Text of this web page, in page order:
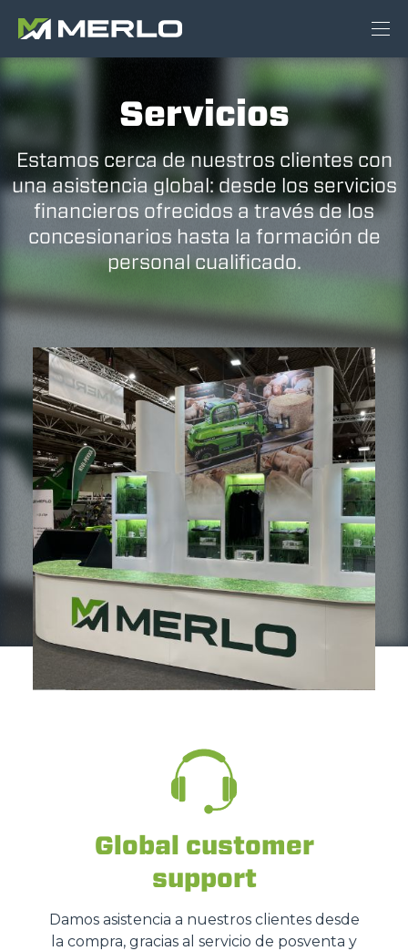
Servicios
Estamos cerca de nuestros clientes con
una asistencia global: desde los servicios
financieros ofrecidos a través de los
concesionarios hasta la formación de
personal cualificado.
Global customer
support
Damos asistencia a nuestros clientes desde
la compra, gracias al servicio de posventa y